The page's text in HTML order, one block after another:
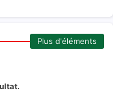
Plus d'éléments